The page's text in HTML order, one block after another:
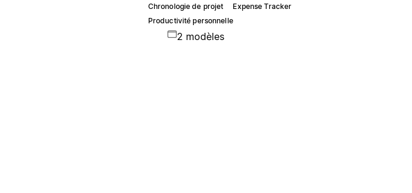
Chronologie de projet
Expense Tracker
Productivité personnelle
2 modèles